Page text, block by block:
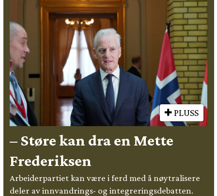
PLUSS
– Støre kan dra en Mette
Frederiksen
Arbeiderpartiet kan være i ferd med å nøytralisere
deler av innvandrings- og integreringsdebatten.